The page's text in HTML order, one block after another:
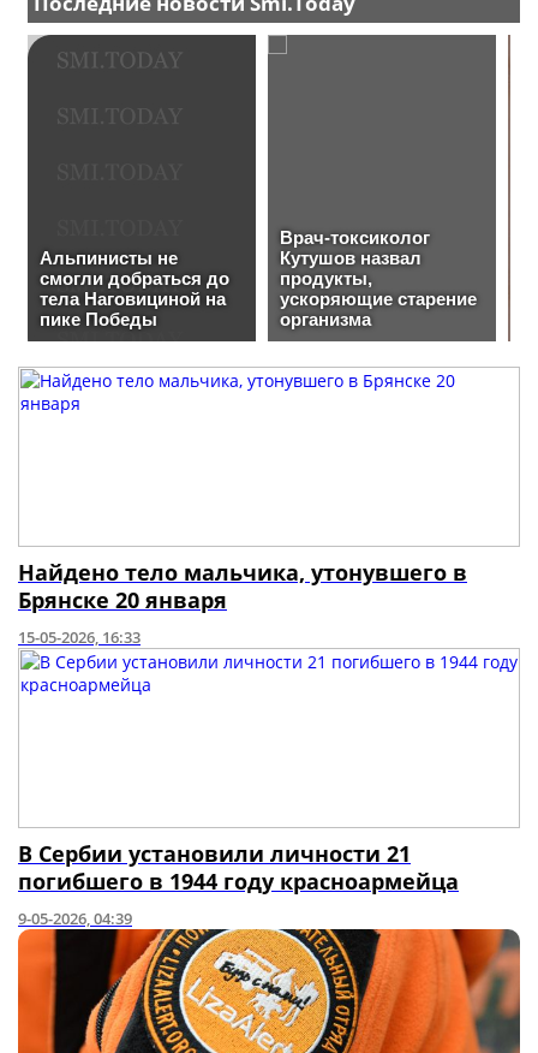
Найдено тело мальчика, утонувшего в
Брянске 20 января
15-05-2026, 16:33
В Сербии установили личности 21
погибшего в 1944 году красноармейца
9-05-2026, 04:39